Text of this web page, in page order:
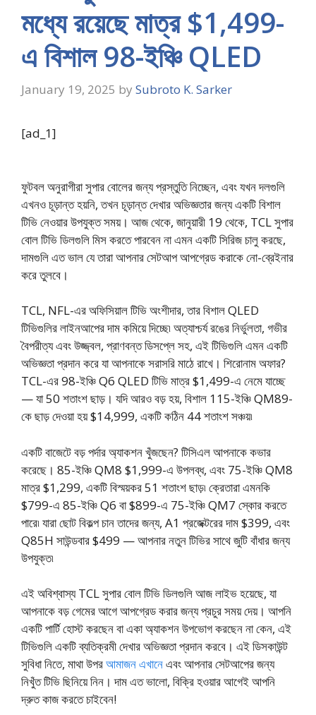
মধ্যে রয়েছে মাত্র $1,499-
এ বিশাল 98-ইঞ্চি QLED
January 19, 2025 by Subroto K. Sarker
[ad_1]
ফুটবল অনুরাগীরা সুপার বোলের জন্য প্রস্তুতি নিচ্ছেন, এবং যখন দলগুলি
এখনও চূড়ান্ত হয়নি, তখন চূড়ান্ত দেখার অভিজ্ঞতার জন্য একটি বিশাল
টিভি নেওয়ার উপযুক্ত সময়। আজ থেকে, জানুয়ারী 19 থেকে, TCL সুপার
বোল টিভি ডিলগুলি মিস করতে পারবেন না এমন একটি সিরিজ চালু করছে,
দামগুলি এত ভাল যে তারা আপনার সেটআপ আপগ্রেড করাকে নো-ব্রেইনার
করে তুলবে।
TCL, NFL-এর অফিসিয়াল টিভি অংশীদার, তার বিশাল QLED
টিভিগুলির লাইনআপের দাম কমিয়ে দিচ্ছে৷ অত্যাশ্চর্য রঙের নির্ভুলতা, গভীর
বৈপরীত্য এবং উজ্জ্বল, প্রাণবন্ত ডিসপ্লে সহ, এই টিভিগুলি এমন একটি
অভিজ্ঞতা প্রদান করে যা আপনাকে সরাসরি মাঠে রাখে। শিরোনাম অফার?
TCL-এর 98-ইঞ্চি Q6 QLED টিভি মাত্র $1,499-এ নেমে যাচ্ছে
— যা 50 শতাংশ ছাড়। যদি আরও বড় হয়, বিশাল 115-ইঞ্চি QM89-
কে ছাড় দেওয়া হয় $14,999, একটি কঠিন 44 শতাংশ সঞ্চয়৷
একটি বাজেটে বড় পর্দার অ্যাকশন খুঁজছেন? টিসিএল আপনাকে কভার
করেছে। 85-ইঞ্চি QM8 $1,999-এ উপলব্ধ, এবং 75-ইঞ্চি QM8
মাত্র $1,299, একটি বিস্ময়কর 51 শতাংশ ছাড়৷ ক্রেতারা এমনকি
$799-এ 85-ইঞ্চি Q6 বা $899-এ 75-ইঞ্চি QM7 স্কোর করতে
পারে৷ যারা ছোট বিকল্প চান তাদের জন্য, A1 প্রজেক্টরের দাম $399, এবং
Q85H সাউন্ডবার $499 — আপনার নতুন টিভির সাথে জুটি বাঁধার জন্য
উপযুক্ত৷
এই অবিশ্বাস্য TCL সুপার বোল টিভি ডিলগুলি আজ লাইভ হয়েছে, যা
আপনাকে বড় গেমের আগে আপগ্রেড করার জন্য প্রচুর সময় দেয়। আপনি
একটি পার্টি হোস্ট করছেন বা একা অ্যাকশন উপভোগ করছেন না কেন, এই
টিভিগুলি একটি ব্যতিক্রমী দেখার অভিজ্ঞতা প্রদান করবে। এই ডিসকাউন্ট
সুবিধা নিতে, মাথা উপরআমাজন এখানেএবং আপনার সেটআপের জন্য
নিখুঁত টিভি ছিনিয়ে নিন। দাম এত ভালো, বিক্রি হওয়ার আগেই আপনি
দ্রুত কাজ করতে চাইবেন!